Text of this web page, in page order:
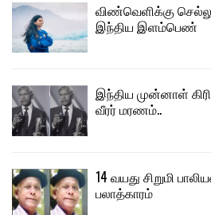
விண்வெளிக்கு
இந்திய இளம்பெண்
இந்திய முன்னாள்
வீரர் மரணம்..
14 வயது சிறுமி
பலாத்காரம்